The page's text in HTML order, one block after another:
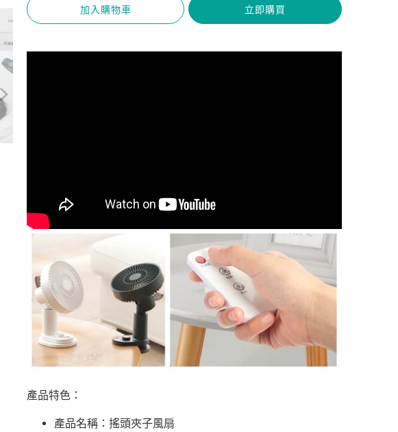
加入購物車 立即購買
產品特色：
產品名稱：搖頭夾子風扇